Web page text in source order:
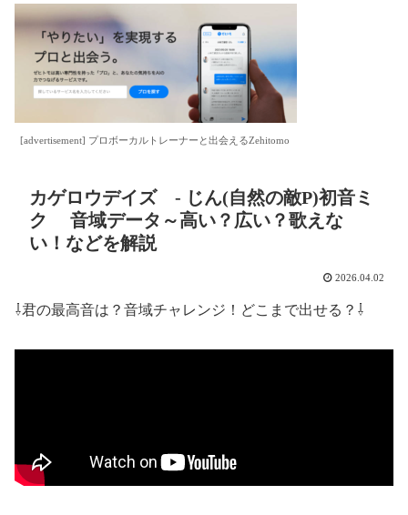
[advertisement] プロボーカルトレーナーと出会えるZehitomo
カゲロウデイズ - じん(自然の敵P)初音ミ
ク 音域データ～高い？広い？歌えな
い！などを解説
2026.04.02
⇩君の最高音は？音域チャレンジ！どこまで出せる？⇩